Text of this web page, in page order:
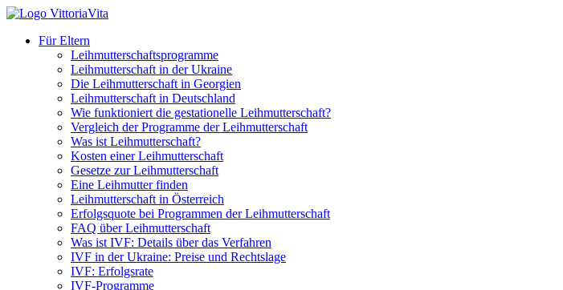
Für Eltern
Leihmutterschaftsprogramme
Leihmutterschaft in der Ukraine
Die Leihmutterschaft in Georgien
Leihmutterschaft in Deutschland
Wie funktioniert die gestationelle Leihmutterschaft?
Vergleich der Programme der Leihmutterschaft
Was ist Leihmutterschaft?
Kosten einer Leihmutterschaft
Gesetze zur Leihmutterschaft
Eine Leihmutter finden
Leihmutterschaft in Österreich
Erfolgsquote bei Programmen der Leihmutterschaft
FAQ über Leihmutterschaft
Was ist IVF: Details über das Verfahren
IVF in der Ukraine: Preise und Rechtslage
IVF: Erfolgsrate
IVF-Programme